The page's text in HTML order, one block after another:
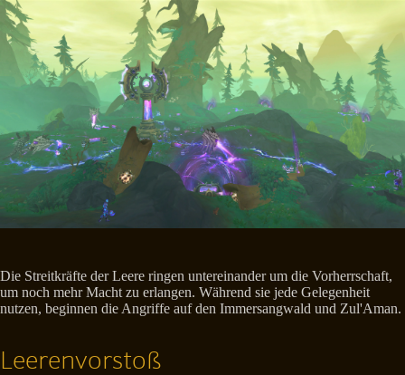
Die Streitkräfte der Leere ringen untereinander um die Vorherrschaft,
um noch mehr Macht zu erlangen. Während sie jede Gelegenheit
nutzen, beginnen die Angriffe auf den Immersangwald und Zul'Aman.
Leerenvorstoß